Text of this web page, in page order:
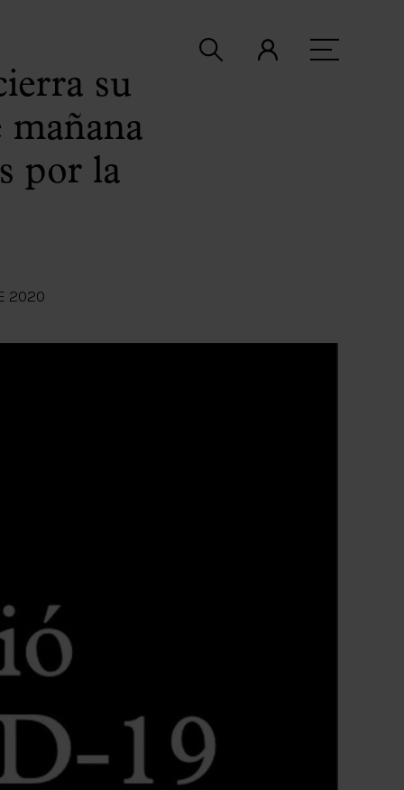
su
por la
2020